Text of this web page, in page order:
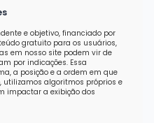
e objetivo, financiado por
gratuito para os usuários,
em nosso site podem vir de
por indicações. Essa
a posição e a ordem em que
utilizamos algoritmos próprios e
impactar a exibição dos